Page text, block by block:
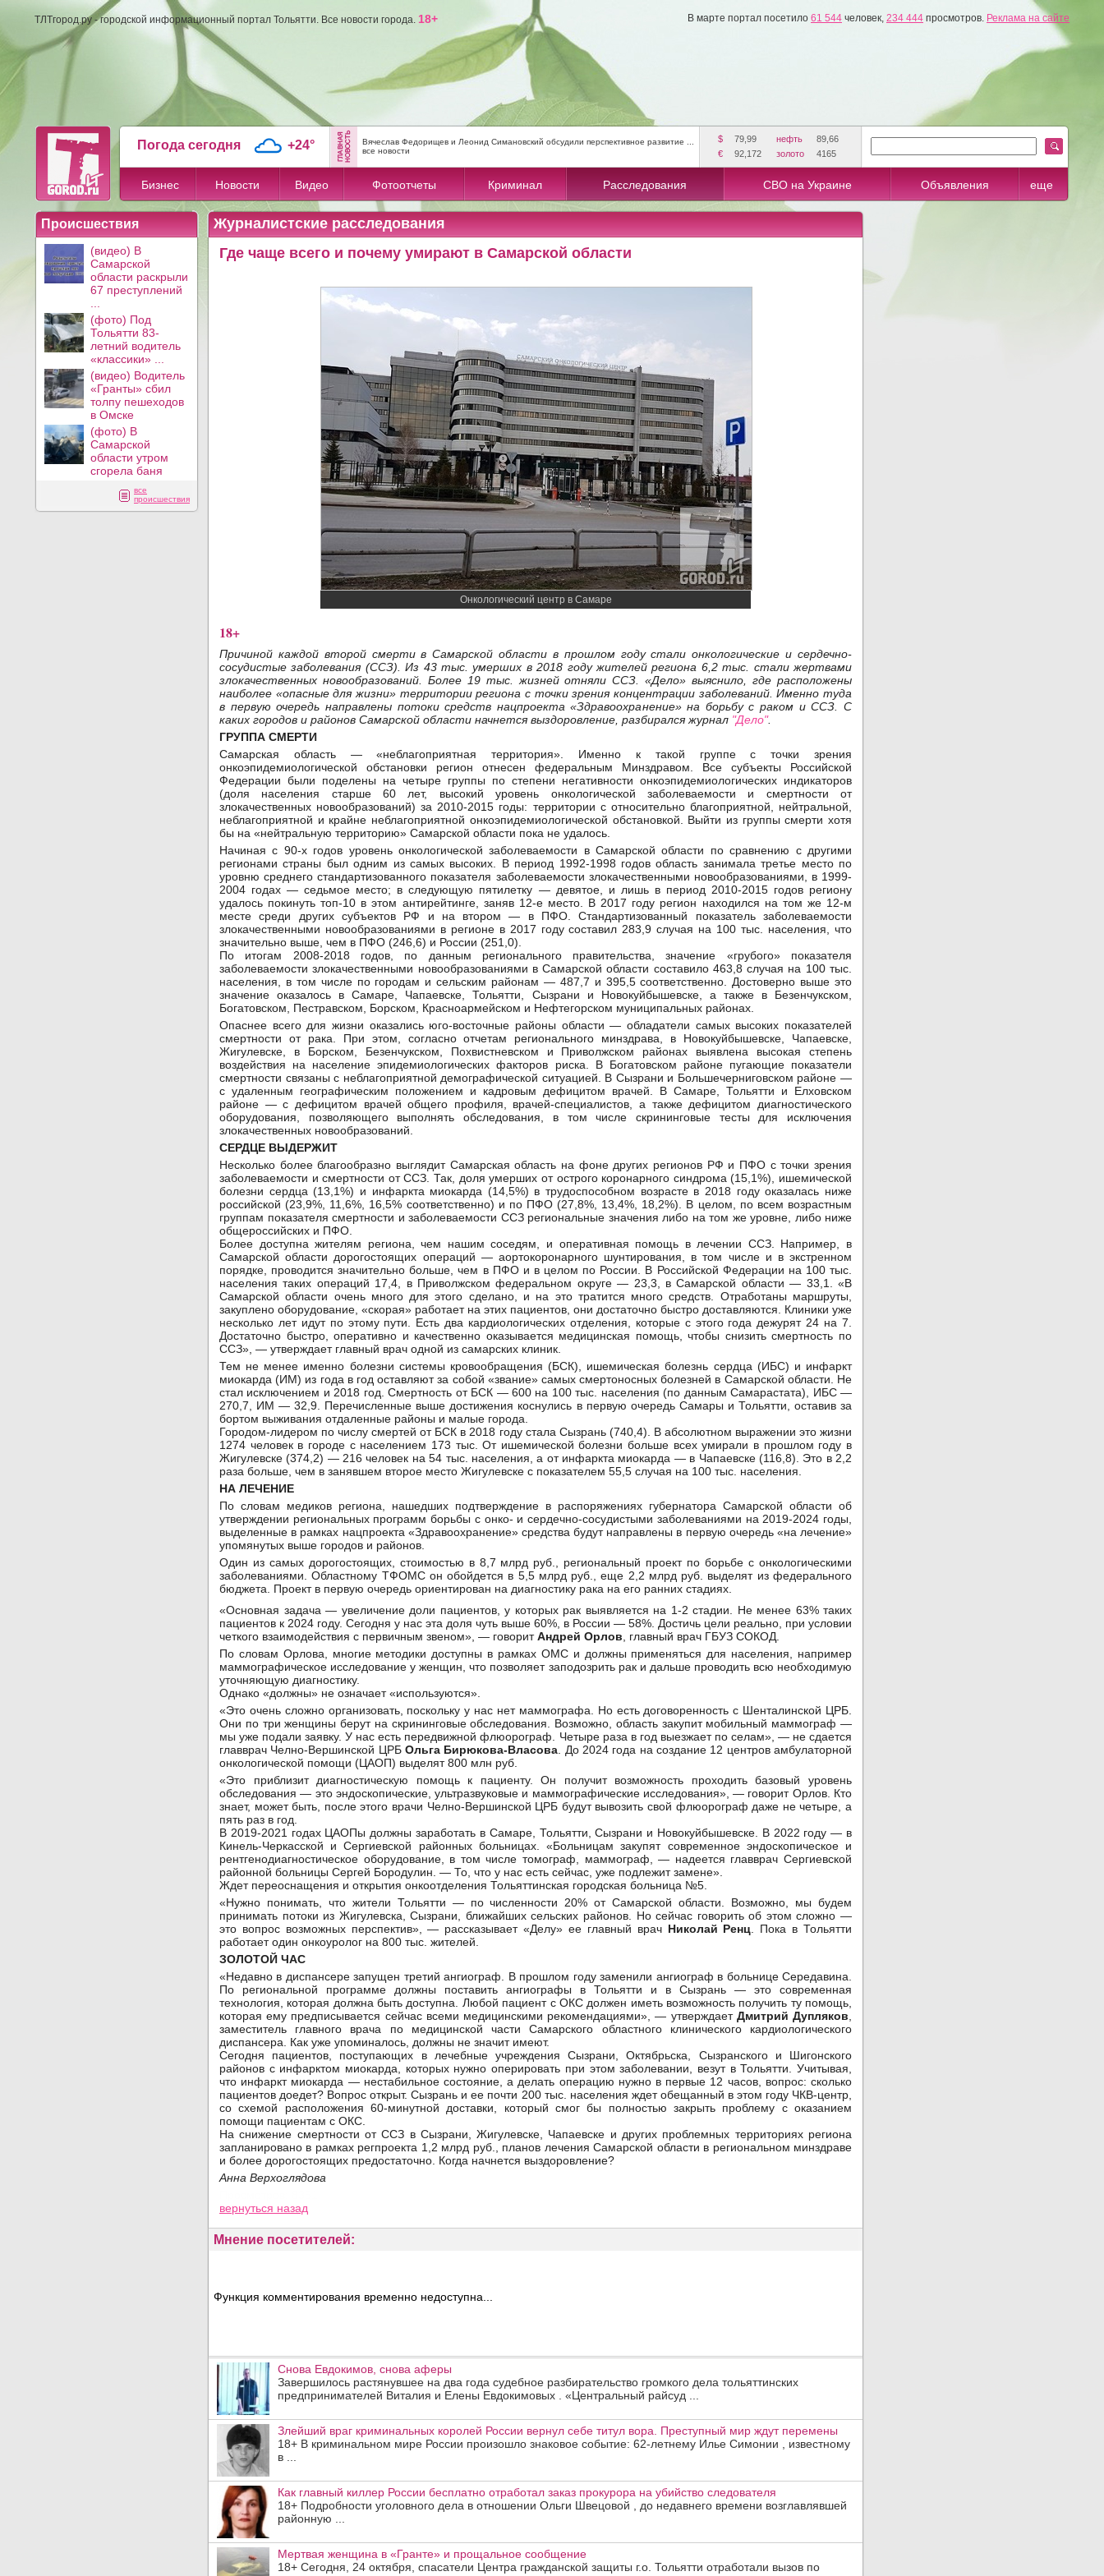
ТЛТгород.ру - городской информационный портал Тольятти. Все новости города. 18+ В марте портал посетило 61 544 человек, 234 444 просмотров. Реклама на сайте
Погода сегодня +24°
Вячеслав Федорищев и Леонид Симановский обсудили перспективное развитие ...
все новости
$ 79,99 нефть
89,66
€
92,172 золото 4165
Бизнес Новости Видео Фотоотчеты Криминал Расследования СВО на Украине Объявления еще
Происшествия
(видео) В
Самарской
области раскрыли
67 преступлений
(фото) Под
Тольятти 83-
летний водитель
«классики» ...
(видео) Водитель
«Гранты» сбил
толпу пешеходов
в Омске
(фото) В
Самарской
области утром
сгорела баня
все
происшествия
Журналистские расследования
Где чаще всего и почему умирают в Самарской области
Онкологический центр в Самаре
18+
Причиной каждой второй смерти в Самарской области в прошлом году стали онкологические и сердечно-
сосудистые заболевания (ССЗ). Из 43 тыс. умерших в 2018 году жителей региона 6,2 тыс. стали жертвами
злокачественных новообразований. Более 19 тыс. жизней отняли ССЗ. «Дело» выяснило, где расположены
наиболее «опасные для жизни» территории региона с точки зрения концентрации заболеваний. Именно туда
в первую очередь направлены потоки средств нацпроекта «Здравоохранение» на борьбу с раком и ССЗ. С
каких городов и районов Самарской области начнется выздоровление, разбирался журнал "Дело".
ГРУППА СМЕРТИ
Самарская область — «неблагоприятная территория». Именно к такой группе с точки зрения
онкоэпидемиологической обстановки регион отнесен федеральным Минздравом. Все субъекты Российской
Федерации были поделены на четыре группы по степени негативности онкоэпидемиологических индикаторов
(доля населения старше 60 лет, высокий уровень онкологической заболеваемости и смертности от
злокачественных новообразований) за 2010-2015 годы: территории с относительно благоприятной, нейтральной,
неблагоприятной и крайне неблагоприятной онкоэпидемиологической обстановкой. Выйти из группы смерти хотя
бы на «нейтральную территорию» Самарской области пока не удалось.
Начиная с 90-х годов уровень онкологической заболеваемости в Самарской области по сравнению с другими
регионами страны был одним из самых высоких. В период 1992-1998 годов область занимала третье место по
уровню среднего стандартизованного показателя заболеваемости злокачественными новообразованиями, в 1999-
2004 годах — седьмое место; в следующую пятилетку — девятое, и лишь в период 2010-2015 годов региону
удалось покинуть топ-10 в этом антирейтинге, заняв 12-е место. В 2017 году регион находился на том же 12-м
месте среди других субъектов РФ и на втором — в ПФО. Стандартизованный показатель заболеваемости
злокачественными новообразованиями в регионе в 2017 году составил 283,9 случая на 100 тыс. населения, что
значительно выше, чем в ПФО (246,6) и России (251,0).
По итогам 2008-2018 годов, по данным регионального правительства, значение «грубого» показателя
заболеваемости злокачественными новообразованиями в Самарской области составило 463,8 случая на 100 тыс.
населения, в том числе по городам и сельским районам — 487,7 и 395,5 соответственно. Достоверно выше это
значение оказалось в Самаре, Чапаевске, Тольятти, Сызрани и Новокуйбышевске, а также в Безенчукском,
Богатовском, Пестравском, Борском, Красноармейском и Нефтегорском муниципальных районах.
Опаснее всего для жизни оказались юго-восточные районы области — обладатели самых высоких показателей
смертности от рака. При этом, согласно отчетам регионального минздрава, в Новокуйбышевске, Чапаевске,
Жиrулевске, в Борском, Безенчукском, Похвистневском и Приволжском районах выявлена высокая степень
воздействия на население эпидемиологических факторов риска. В Богатовском районе пугающие показатели
смертности связаны с неблагоприятной демографической ситуацией. В Сызрани и Большечерниговском районе —
с удаленным географическим положением и кадровым дефицитом врачей. В Самаре, Тольятти и Елховском
районе — с дефицитом врачей общего профиля, врачей-специалистов, а также дефицитом диагностического
оборудования, позволяющего выполнять обследования, в том числе скрининговые тесты для исключения
злокачественных новообразований.
СЕРДЦЕ ВЫДЕРЖИТ
Несколько более благообразно выглядит Самарская область на фоне других регионов РФ и ПФО с точки зрения
заболеваемости и смертности от ССЗ. Так, доля умерших от острого коронарного синдрома (15,1%), ишемической
болезни сердца (13,1%) и инфаркта миокарда (14,5%) в трудоспособном возрасте в 2018 году оказалась ниже
российской (23,9%, 11,6%, 16,5% соответственно) и по ПФО (27,8%, 13,4%, 18,2%). В целом, по всем возрастным
группам показателя смертности и заболеваемости ССЗ региональные значения либо на том же уровне, либо ниже
общероссийских и ПФО.
Более доступна жителям региона, чем нашим соседям, и оперативная помощь в лечении ССЗ. Например, в
Самарской области дорогостоящих операций — аортокоронарного шунтирования, в том числе и в экстренном
порядке, проводится значительно больше, чем в ПФО и в целом по России. В Российской Федерации на 100 тыс.
населения таких операций 17,4, в Приволжском федеральном округе — 23,3, в Самарской области — 33,1. «В
Самарской области очень много для этого сделано, и на это тратится много средств. Отработаны маршруты,
закуплено оборудование, «скорая» работает на этих пациентов, они достаточно быстро доставляются. Клиники уже
несколько лет идут по этому пути. Есть два кардиологических отделения, которые с этого года дежурят 24 на 7.
Достаточно быстро, оперативно и качественно оказывается медицинская помощь, чтобы снизить смертность по
ССЗ», — утверждает главный врач одной из самарских клиник.
Тем не менее именно болезни системы кровообращения (БСК), ишемическая болезнь сердца (ИБС) и инфаркт
миокарда (ИМ) из года в год оставляют за собой «звание» самых смертоносных болезней в Самарской области. Не
стал исключением и 2018 год. Смертность от БСК — 600 на 100 тыс. населения (по данным Самарастата), ИБС —
270,7, ИМ — 32,9. Перечисленные выше достижения коснулись в первую очередь Самары и Тольятти, оставив за
бортом выживания отдаленные районы и малые города.
Городом-лидером по числу смертей от БСК в 2018 году стала Сызрань (740,4). В абсолютном выражении это жизни
1274 человек в городе с населением 173 тыс. От ишемической болезни больше всех умирали в прошлом году в
Жигулевске (374,2) — 216 человек на 54 тыс. населения, а от инфаркта миокарда — в Чапаевске (116,8). Это в 2,2
раза больше, чем в занявшем второе место Жигулевске с показателем 55,5 случая на 100 тыс. населения.
НА ЛЕЧЕНИЕ
По словам медиков региона, нашедших подтверждение в распоряжениях губернатора Самарской области об
утверждении региональных программ борьбы с онко- и сердечно-сосудистыми заболеваниями на 2019-2024 годы,
выделенные в рамках нацпроекта «Здравоохранение» средства будут направлены в первую очередь «на лечение»
упомянутых выше городов и районов.
Один из самых дорогостоящих, стоимостью в 8,7 млрд руб., региональный проект по борьбе с онкологическими
заболеваниями. Областному ТФОМС он обойдется в 5,5 млрд руб., еще 2,2 млрд руб. выделят из федерального
бюджета. Проект в первую очередь ориентирован на диагностику рака на его ранних стадиях.
«Основная задача — увеличение доли пациентов, у которых рак выявляется на 1-2 стадии. Не менее 63% таких
пациентов к 2024 году. Сегодня у нас эта доля чуть выше 60%, в России — 58%. Достичь цели реально, при условии
четкого взаимодействия с первичным звеном», — говоритАндрей Орлов , главный врач ГБУЗ СОКОД.
По словам Орлова, многие методики доступны в рамках ОМС и должны применяться для населения, например
маммографическое исследование у женщин, что позволяет заподозрить рак и дальше проводить всю необходимую
уточняющую диагностику.
Однако «должны» не означает «используются».
«Это очень сложно организовать, поскольку у нас нет маммографа. Но есть договоренность с Шенталинской ЦРБ.
Они по три женщины берут на скрининговые обследования. Возможно, область закупит мобильный маммограф —
мы уже подали заявку. У нас есть передвижной флюорограф. Четыре раза в год выезжает по селам», — не сдается
главврач Челно-Вершинской ЦРБ Ольга Бирюкова-Власова . До 2024 года на создание 12 центров амбулаторной
онкологической помощи (ЦАОП) выделят 800 млн руб.
«Это приблизит диагностическую помощь к пациенту. Он получит возможность проходить базовый уровень
обследования — это эндоскопические, ультразвуковые и маммографические исследования», — говорит Орлов. Кто
знает, может быть, после этого врачи Челно-Вершинской ЦРБ будут вывозить свой флюорограф даже не четыре, а
пять раз в год.
В 2019-2021 годах ЦАОПы должны заработать в Самаре, Тольятти, Сызрани и Новокуйбышевске. В 2022 году — в
Кинель-Черкасской и Сергиевской районных больницах. «Больницам закупят современное эндоскопическое и
рентгенодиагностическое оборудование, в том числе томограф, маммограф, — надеется главврач Сергиевской
районной больницы Сергей Бородулин. — То, что у нас есть сейчас, уже подлежит замене».
Ждет переоснащения и открытия онкоотделения Тольяттинская городская больница №5.
«Нужно понимать, что жители Тольятти — по численности 20% от Самарской области. Возможно, мы будем
принимать потоки из Жигулевска, Сызрани, ближайших сельских районов. Но сейчас говорить об этом сложно —
это вопрос возможных перспектив», — рассказывает «Делу» ее главный врач Николай Ренц . Пока в Тольятти
работает один онкоуролог на 800 тыс. жителей.
ЗОЛОТОЙ ЧАС
«Недавно в диспансере запущен третий ангиограф. В прошлом году заменили ангиограф в больнице Середавина.
По региональной программе должны поставить ангиографы в Тольятти и в Сызрань — это современная
технология, которая должна быть доступна. Любой пациент с ОКС должен иметь возможность получить ту помощь,
которая ему предписывается сейчас всеми медицинскими рекомендациями», — утверждает Дмитрий Дупляков
заместитель главного врача по медицинской части Самарского областного клинического кардиологического
диспансера. Как уже упоминалось, должны не значит имеют.
Сегодня пациентов, поступающих в лечебные учреждения Сызрани, Октябрьска, Сызранского и Шигонского
районов с инфарктом миокарда, которых нужно оперировать при этом заболевании, везут в Тольятти. Учитывая,
что инфаркт миокарда — нестабильное состояние, а делать операцию нужно в первые 12 часов, вопрос: сколько
пациентов доедет? Вопрос открыт. Сызрань и ее почти 200 тыс. населения ждет обещанный в этом году ЧКВ-центр,
со схемой расположения 60-минутной доставки, который смог бы полностью закрыть проблему с оказанием
помощи пациентам с ОКС.
На снижение смертности от ССЗ в Сызрани, Жигулевске, Чапаевске и других проблемных территориях региона
запланировано в рамках регпроекта 1,2 млрд руб., планов лечения Самарской области в региональном минздраве
и более дорогостоящих предостаточно. Когда начнется выздоровление?
Анна Верхоглядова
вернуться назад
Мнение посетителей:
Функция комментирования временно недоступна...
Снова Евдокимов, снова аферы
Завершилось растянувшее на два года судебное разбирательство громкого дела тольяттинских
предпринимателей Виталия и Елены Евдокимовых . «Центральный райсуд ...
Злейший враг криминальных королей России вернул себе титул вора. Преступный мир ждут перемены
18+ В криминальном мире России произошло знаковое событие: 62-летнему Илье Симонии , известному
в ...
Как главный киллер России бесплатно отработал заказ прокурора на убийство следователя
18+ Подробности уголовного дела в отношении Ольги Швецовой , до недавнего времени возглавлявшей
районную ...
Мертвая женщина в «Гранте» и прощальное сообщение
18+ Сегодня, 24 октября, спасатели Центра гражданской защиты г.о. Тольятти отработали вызов по